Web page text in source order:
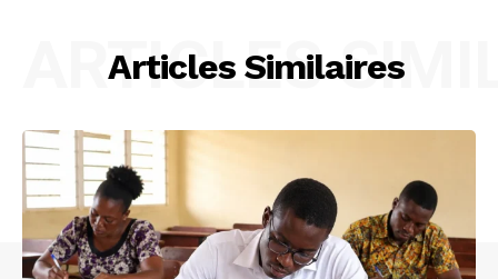
Articles Similaires
ARTICLES